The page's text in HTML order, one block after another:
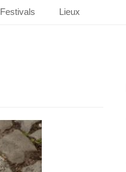
Festivals Lieux